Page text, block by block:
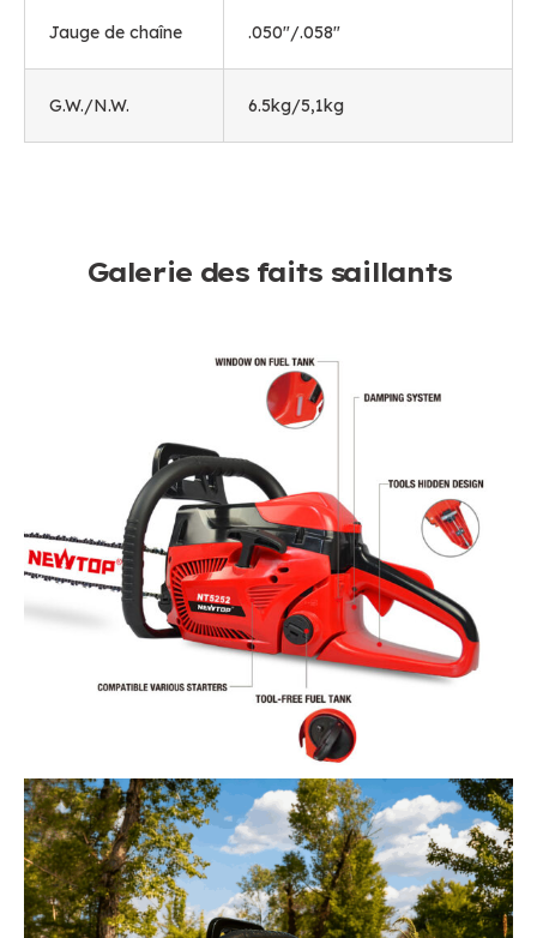
Jauge de chaîne .050"/.058"
G.W./N.W. 6.5kg/5,1kg
Galerie des faits saillants